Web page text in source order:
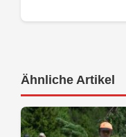
Ähnliche Artikel